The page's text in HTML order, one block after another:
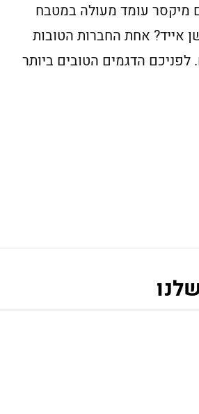
מיקסר עומד מעולה במטבח
אייד? אחת החברות הטובות
לפניכם הדגמים הטובים ביותר